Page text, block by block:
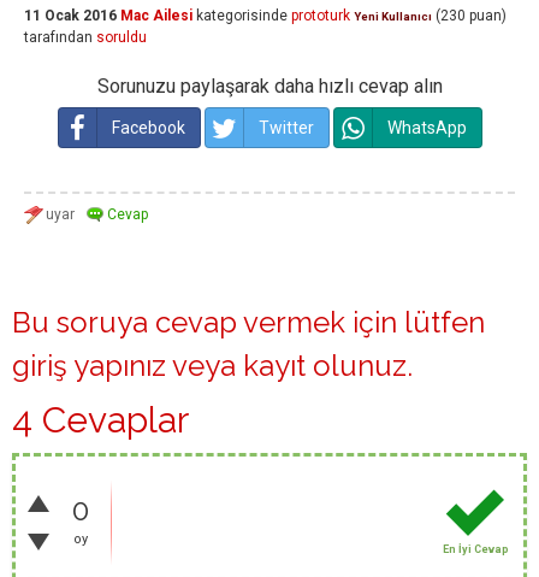
11 Ocak 2016 Mac Ailesi kategorisinde prototurk Yeni Kullanıcı (230 puan)
tarafından soruldu
Sorunuzu paylaşarak daha hızlı cevap alın
Facebook Twitter WhatsApp
Bu soruya cevap vermek için lütfen
giriş yapınız veya kayıt olunuz.
4 Cevaplar
0
oy
En İyi Cevap